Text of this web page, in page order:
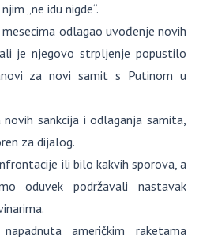
„ne idu nigde“.
mesecima odlagao uvođenje novih
je njegovo strpljenje popustilo
za novi samit s Putinom u
sankcija i odlaganja samita,
za dijalog.
ili bilo kakvih sporova, a
oduvek podržavali nastavak
američkim raketama